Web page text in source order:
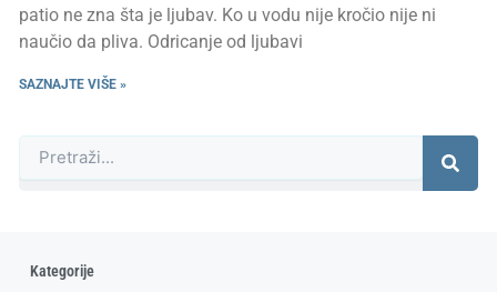
patio ne zna šta je ljubav. Ko u vodu nije kročio nije ni
naučio da pliva. Odricanje od ljubavi
SAZNAJTE VIŠE »
Kategorije